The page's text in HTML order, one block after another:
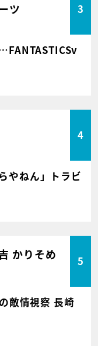
ツ 3
4
やねん」トラビ
かりそめ
5
敵情視察 長崎